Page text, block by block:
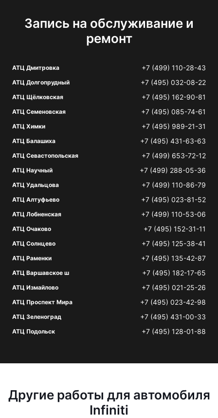
Запись на обслуживание и
ремонт
АТЦ Дмитровка +7 (499) 110-28-43
АТЦ Долгопрудный +7 (495) 032-08-22
АТЦ Щёлковская +7 (495) 162-90-81
АТЦ Семеновская +7 (495) 085-74-61
АТЦ Химки +7 (495) 989-21-31
АТЦ Балашиха +7 (495) 431-63-63
АТЦ Севастопольская +7 (499) 653-72-12
АТЦ Научный +7 (499) 288-05-36
АТЦ Удальцова +7 (499) 110-86-79
АТЦ Алтуфьево +7 (495) 023-81-52
АТЦ Лобненская +7 (499) 110-53-06
АТЦ Очаково +7 (495) 152-31-11
АТЦ Солнцево +7 (495) 125-38-41
АТЦ Раменки +7 (495) 135-42-87
АТЦ Варшавское ш +7 (495) 182-17-65
АТЦ Измайлово +7 (495) 021-25-26
АТЦ Проспект Мира +7 (495) 023-42-98
АТЦ Зеленоград +7 (495) 431-00-33
АТЦ Подольск +7 (495) 128-01-88
Другие работы для автомобиля
Infiniti